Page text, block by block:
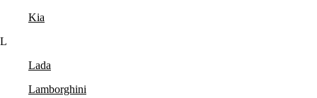
Kia
L
Lada
Lamborghini